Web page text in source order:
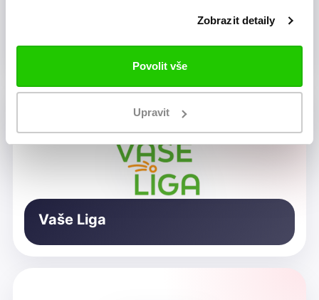
Zobrazit detaily
Povolit vše
Upravit
Vaše Liga